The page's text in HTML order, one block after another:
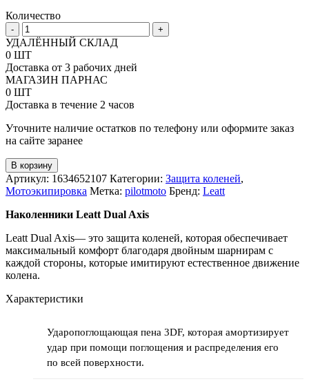
Количество
-
Количество
товара
Leatt
Защита
коленей
Dual
Axis
+
УДАЛЁННЫЙ СКЛАД
0 ШТ
Доставка от 3 рабочих дней
МАГАЗИН ПАРНАС
0 ШТ
Доставка в течение 2 часов
Уточните наличие остатков по телефону или оформите заказ
на сайте заранее
В корзину
Артикул: 1634652107 Категории: Защита коленей,
Мотоэкипировка Метка: pilotmoto Бренд: Leatt
Наколенники Leatt Dual Axis
Leatt Dual Axis— это защита коленей, которая обеспечивает
максимальный комфорт благодаря двойным шарнирам с
каждой стороны, которые имитируют естественное движение
колена.
Характеристики
Ударопоглощающая пена 3DF, которая амортизирует
удар при помощи поглощения и распределения его
по всей поверхности.